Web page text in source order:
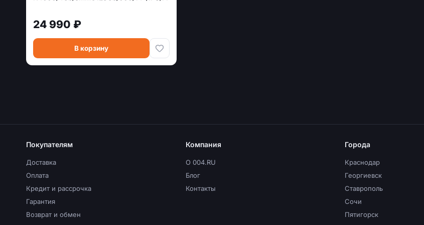
24 990 ₽
В корзину
Покупателям
Доставка
Оплата
Кредит и рассрочка
Гарантия
Возврат и обмен
Компания
О 004.RU
Блог
Контакты
Города
Краснодар
Георгиевск
Ставрополь
Сочи
Пятигорск